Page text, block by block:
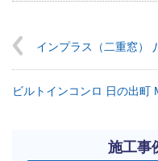
インプラス（二重窓）
ビルトインコンロ 日の出町
施工事